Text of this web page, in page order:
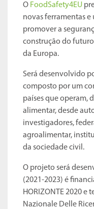
O FoodSafety4EU
novas ferramentas
promover a
construção do
da Europa.
Será desenvolvido
composto por um
países que operam,
alimentar, desde
investigadores,
agroalimentar,
da sociedade civil.
O projeto será
(2021-2023) é
HORIZONTE 2020 e
Nazionale Delle